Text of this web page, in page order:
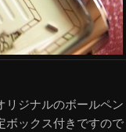
リジナルのボールペン
ボックス付きですので